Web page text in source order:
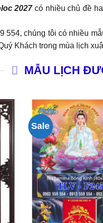
2027có nhiều chủ đề
554, chúng tôi có nhiều
Khách trong mùa lịch
MẪU LỊCH
Sale